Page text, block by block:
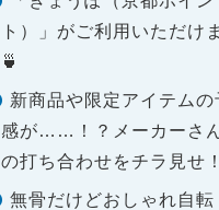
ト）」がご利用いただけ
🍵
新商品や限定アイテムの
感が……！？メーカーさ
の打ち合わせをチラ見せ！
無骨だけどおしゃれ自転